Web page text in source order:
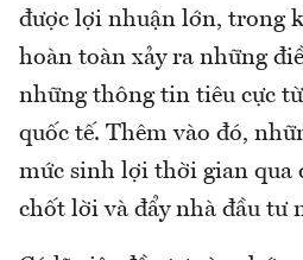
được lợi nhuận lớn, trong
hoàn toàn xảy ra những
những thông tin tiêu cực
quốc tế. Thêm vào đó,
mức sinh lợi thời gian qua
chốt lời và đẩy nhà đầu tư